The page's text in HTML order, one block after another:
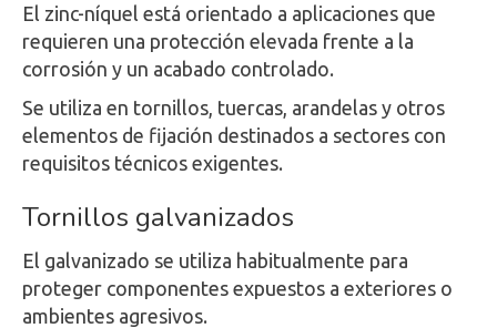
El zinc-níquel está orientado a aplicaciones que
requieren una protección elevada frente a la
corrosión y un acabado controlado.
Se utiliza en tornillos, tuercas, arandelas y otros
elementos de fijación destinados a sectores con
requisitos técnicos exigentes.
Tornillos galvanizados
El galvanizado se utiliza habitualmente para
proteger componentes expuestos a exteriores o
ambientes agresivos.